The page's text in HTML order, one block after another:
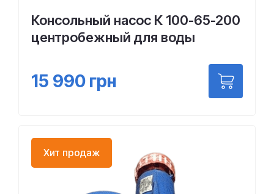
Консольный насос К 100-65-200
центробежный для воды
15 990 грн
Хит продаж